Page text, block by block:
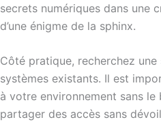
secrets numériques dans une
d’une énigme de la sphinx.
Côté pratique, recherchez
systèmes existants. Il est
à votre environnement sans
partager des accès sans